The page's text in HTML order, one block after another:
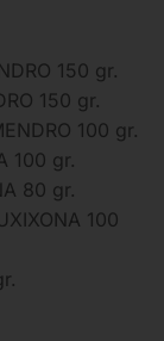
150 gr.
150 gr.
100 gr.
100 gr.
80 gr.
100